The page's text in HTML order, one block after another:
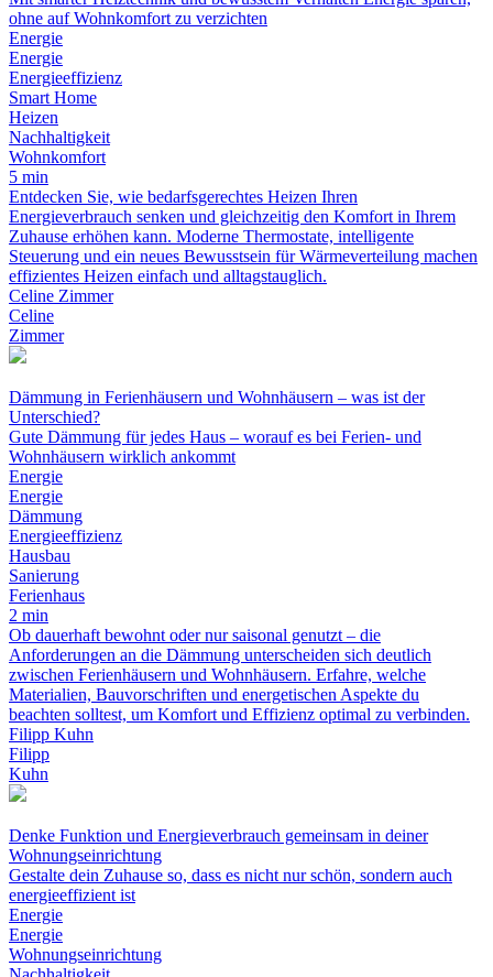
ohne auf Wohnkomfort zu verzichten
Energie
Energie
Energieeffizienz
Smart Home
Heizen
Nachhaltigkeit
Wohnkomfort
5 min
Entdecken Sie, wie bedarfsgerechtes Heizen Ihren
Energieverbrauch senken und gleichzeitig den Komfort in Ihrem
Zuhause erhöhen kann. Moderne Thermostate, intelligente
Steuerung und ein neues Bewusstsein für Wärmeverteilung machen
effizientes Heizen einfach und alltagstauglich.
Celine Zimmer
Celine
Zimmer
Dämmung in Ferienhäusern und Wohnhäusern – was ist der
Unterschied?
Gute Dämmung für jedes Haus – worauf es bei Ferien- und
Wohnhäusern wirklich ankommt
Energie
Energie
Dämmung
Energieeffizienz
Hausbau
Sanierung
Ferienhaus
2 min
Ob dauerhaft bewohnt oder nur saisonal genutzt – die
Anforderungen an die Dämmung unterscheiden sich deutlich
zwischen Ferienhäusern und Wohnhäusern. Erfahre, welche
Materialien, Bauvorschriften und energetischen Aspekte du
beachten solltest, um Komfort und Effizienz optimal zu verbinden.
Filipp Kuhn
Filipp
Kuhn
Denke Funktion und Energieverbrauch gemeinsam in deiner
Wohnungseinrichtung
Gestalte dein Zuhause so, dass es nicht nur schön, sondern auch
energieeffizient ist
Energie
Energie
Wohnungseinrichtung